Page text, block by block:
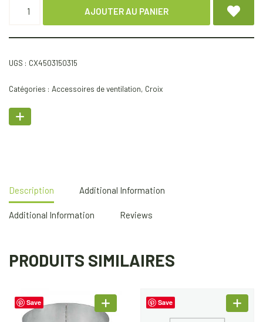
AJOUTER AU PANIER
UGS : CX4503150315
Catégories : Accessoires de ventilation, Croix
Description Additional Information
Additional Information Reviews
PRODUITS SIMILAIRES
Save Save